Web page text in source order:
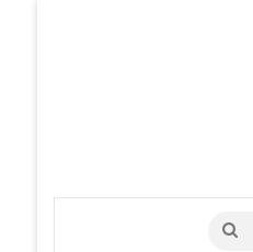
بحث